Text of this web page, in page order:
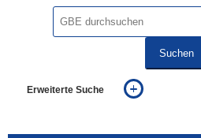
Suchen
Erweiterte Suche